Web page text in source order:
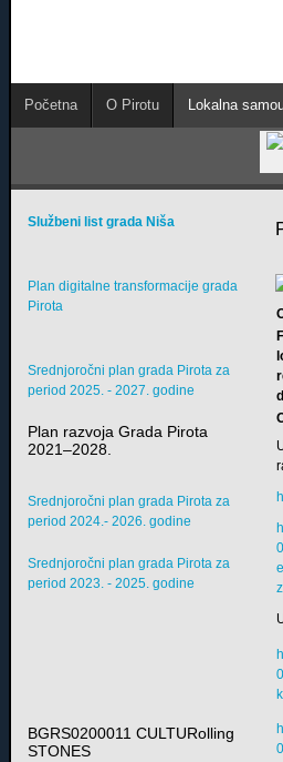
Početna O Pirotu Lokalna
Službeni list grada Niša
Plan digitalne transformacije grada
Pirota
Srednjoročni plan grada Pirota za
period 2025. - 2027. godine
Plan razvoja Grada Pirota
2021–2028.
Srednjoročni plan grada Pirota za
period 2024.- 2026. godine
Srednjoročni plan grada Pirota za
period 2023. - 2025. godine
BGRS0200011 CULTURolling
STONES